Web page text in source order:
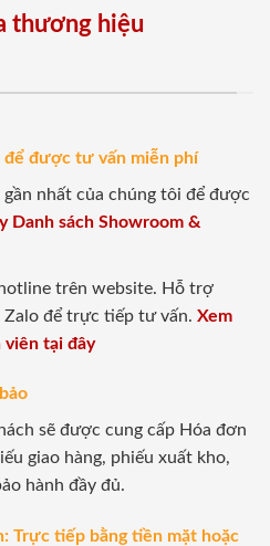
thương hiệu
để được tư vấn miễn phí
nhất của chúng tôi để được
Danh sách Showroom &
trên website. Hỗ trợ
Zalo để trực tiếp tư vấn. Xem
viên tại đây
sẽ được cung cấp Hóa đơn
giao hàng, phiếu xuất kho,
hành đầy đủ.
Trực tiếp bằng tiền mặt hoặc